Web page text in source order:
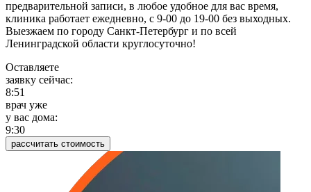
предварительной записи, в любое удобное для вас время,
клиника работает ежедневно, с 9-00 до 19-00 без выходных.
Выезжаем по городу Санкт-Петербург и по всей
Ленинградской области круглосуточно!
Оставляете
заявку сейчас:
8:51
врач уже
у вас дома:
9:30
рассчитать стоимость